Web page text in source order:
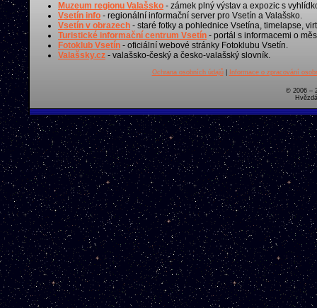
Muzeum regionu Valašsko - zámek plný výstav a expozic s
Vsetín info - regionální informační server pro Vsetín a Valašsko.
Vsetín v obrazech - staré fotky a pohlednice Vsetína, timelapse,
Turistické informační centrum Vsetín - portál s informacemi o
Fotoklub Vsetín - oficiální webové stránky Fotoklubu Vsetín.
Valašsky.cz - valašsko-český a česko-valašský slovník.
Ochrana osobních údajů| Informace o zpracování
© 2006 –